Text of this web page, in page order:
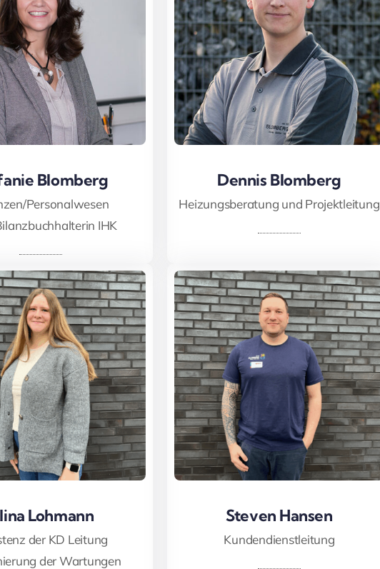
Blomberg
Personalwesen
IHK
Blomberg Dennis Blomberg
Heizungsberatung und Projektleitung
Dennis Blomberg
Lohmann
der KD Leitung
der Wartungen
Lohmann Steven Hansen
Kundendienstleitung
Steven Hansen